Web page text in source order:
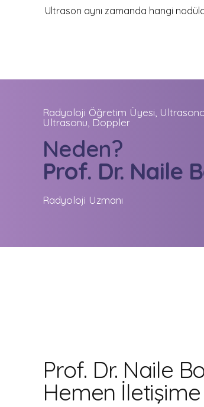
Ultrason aynı zamanda hangi
Radyoloji Öğretim Üyesi,
Ultrasonu, Doppler
Neden?
Prof. Dr. Naile
Radyoloji Uzmanı
Prof. Dr. Naile
Hemen İletişime